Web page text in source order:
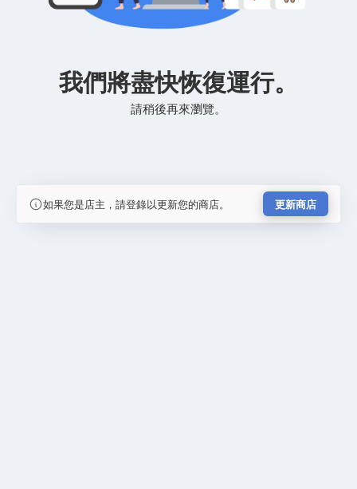
我們將盡快恢復運行。
請稍後再來瀏覽。
如果您是店主，請登錄以更新您的商店。 更新商店